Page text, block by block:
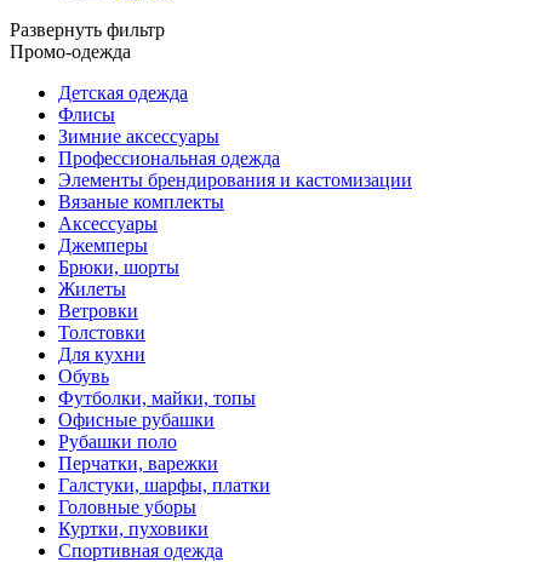
Развернуть фильтр
Промо-одежда
Детская одежда
Флисы
Зимние аксессуары
Профессиональная одежда
Элементы брендирования и кастомизации
Вязаные комплекты
Аксессуары
Джемперы
Брюки, шорты
Жилеты
Ветровки
Толстовки
Для кухни
Обувь
Футболки, майки, топы
Офисные рубашки
Рубашки поло
Перчатки, варежки
Галстуки, шарфы, платки
Головные уборы
Куртки, пуховики
Спортивная одежда